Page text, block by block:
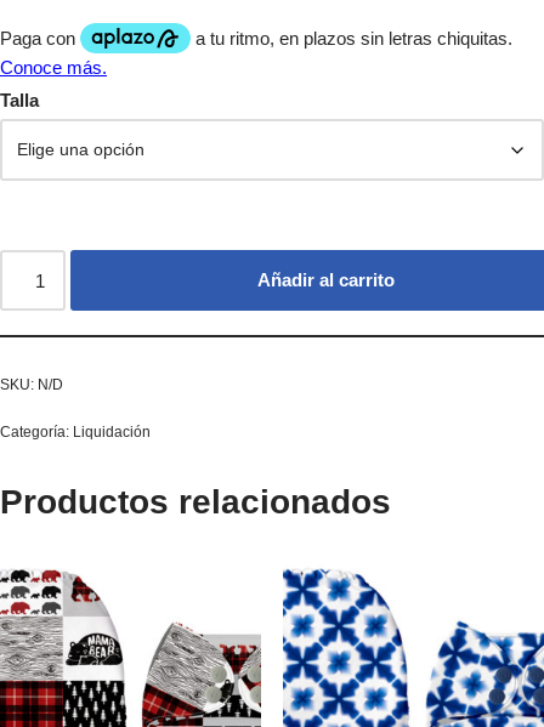
Talla
Añadir al carrito
SKU: N/D
Categoría: Liquidación
Productos relacionados